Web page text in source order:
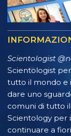
Scientologist
Scientologist
tutto il mondo e
dare uno
comuni di tutto
Scientology per
continuare a